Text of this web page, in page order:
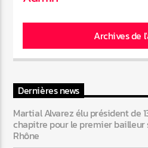
Archives de
Dernières news
Martial Alvarez élu président de
chapitre pour le premier bailleur
Rhône